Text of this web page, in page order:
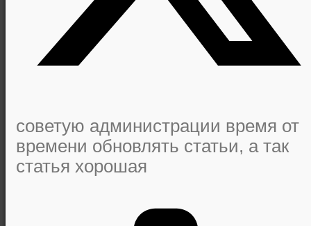
советую администрации время от
времени обновлять статьи, а так
статья хорошая